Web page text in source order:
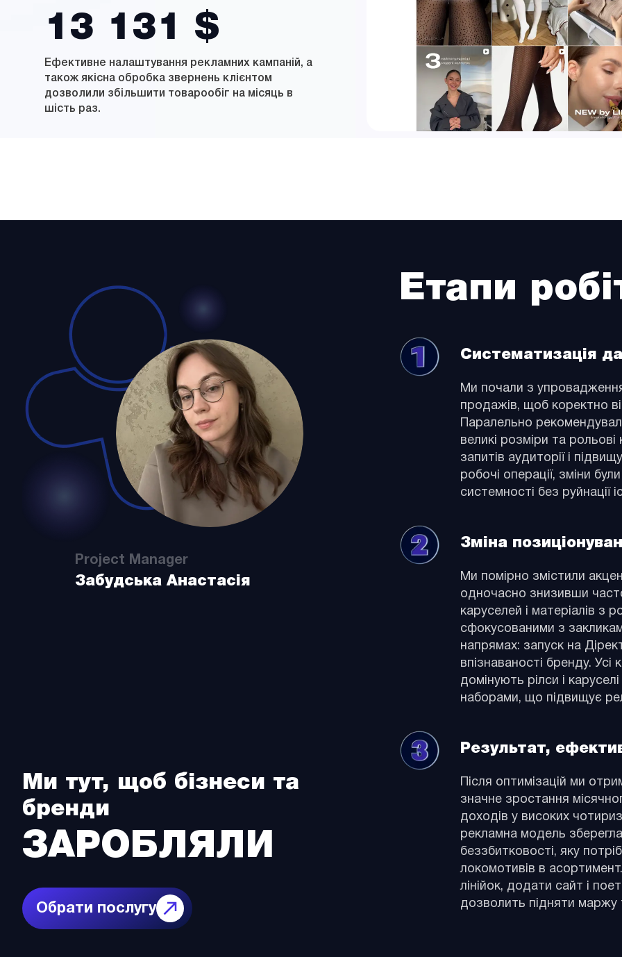
13 131 $
Ефективне налаштування рекламних кампаній, а
також якісна обробка звернень клієнтом
дозволили збільшити товарообіг на місяць в
шість раз.
Project Manager
Забудська Анастасія
Ми тут, щоб бізнеси та
бренди
ЗАРОБЛЯЛИ
Обрати послугу
Етапи
Систематизація
Ми почали з
продажів, щоб коректно
Паралельно
великі розміри та
запитів аудиторії і
робочі операції, зміни
системності без руйнації
Зміна
Ми помірно змістили
одночасно знизивши
каруселей і матеріалів з
сфокусованими з
напрямах: запуск на
впізнаваності бренду. Усі
домінують рілси і
наборами, що підвищує
Результат,
Після оптимізацій ми
значне зростання
доходів у високих
рекламна модель
беззбитковості, яку
локомотивів в
лінійок, додати сайт і
дозволить підняти маржу